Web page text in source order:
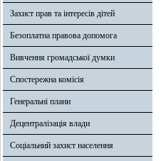
Захист прав та інтересів дітей
Безоплатна правова допомога
Вивчення громадської думки
Спостережна комісія
Генеральні плани
Децентралізація влади
Соціальний захист населення